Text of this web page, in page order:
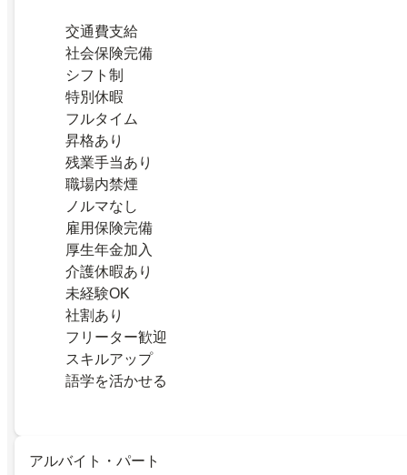
交通費支給
社会保険完備
シフト制
特別休暇
フルタイム
昇格あり
残業手当あり
職場内禁煙
ノルマなし
雇用保険完備
厚生年金加入
介護休暇あり
未経験OK
社割あり
フリーター歓迎
スキルアップ
語学を活かせる
アルバイト・パート